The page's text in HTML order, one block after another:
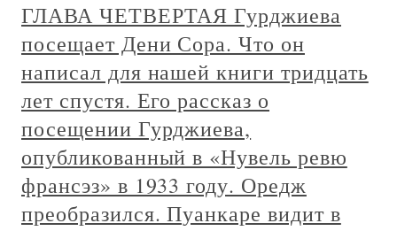
ГЛАВА ЧЕТВЕРТАЯ Гурджиева
посещает Дени Сора. Что он
написал для нашей книги тридцать
лет спустя. Его рассказ о
посещении Гурджиева,
опубликованный в «Нувель ревю
франсэз» в 1933 году. Оредж
преобразился. Пуанкаре видит в